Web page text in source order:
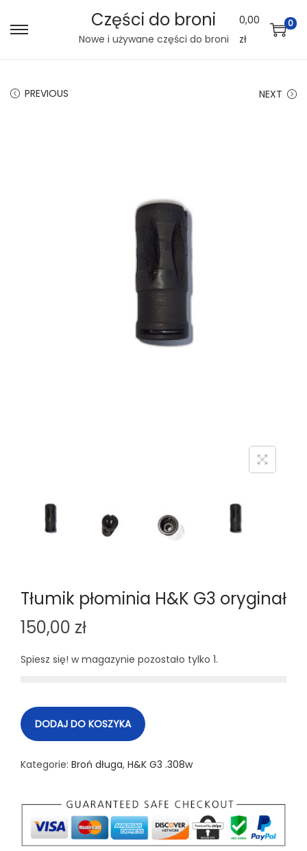
S
g
t
i
n
S
e
t
Części do broni
Nowe i używane części do broni
0,00
zł
0
PREVIOUS NEXT
Tłumik płominia H&K G3 oryginał
150,00 zł
Spiesz się! w magazynie pozostało tylko 1.
DODAJ DO KOSZYKA
Kategorie: Broń długa, H&K G3 .308w